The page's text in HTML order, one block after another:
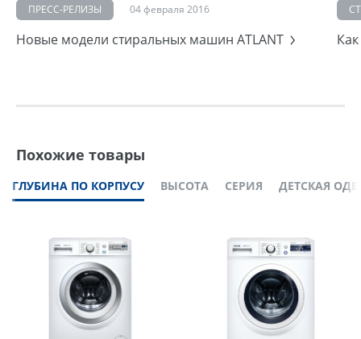
ПРЕСС-РЕЛИЗЫ 04 февраля 2016
Новые модели стиральных машин ATLANT
Похожие товары
ГЛУБИНА ПО КОРПУСУ ВЫСОТА СЕРИЯ ДЕТСКАЯ